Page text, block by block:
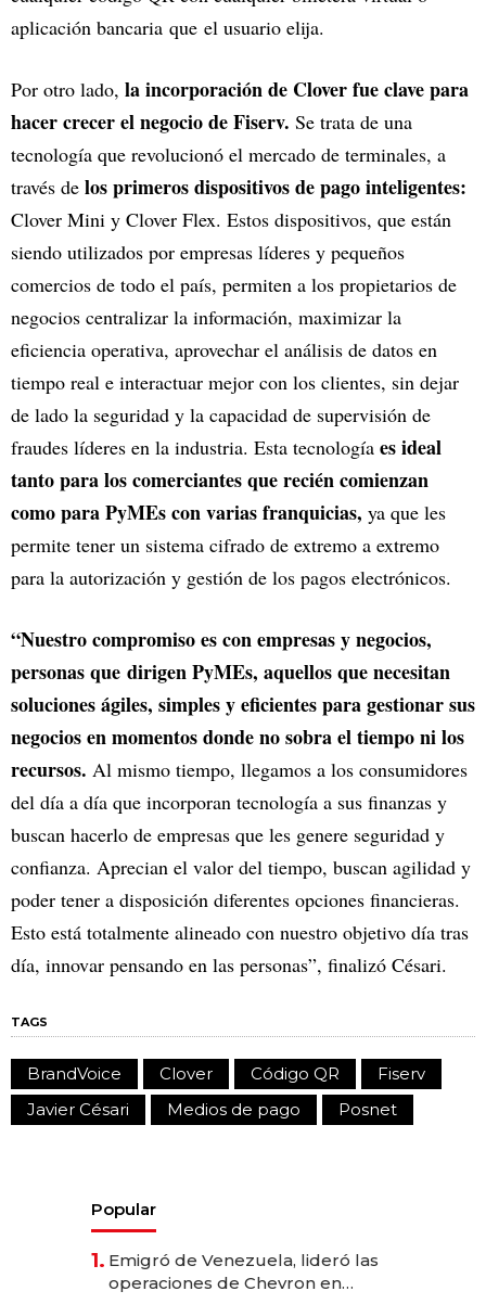
aplicación bancaria que el usuario elija.
Por otro lado, la incorporación de Clover fue clave para
hacer crecer el negocio de Fiserv. Se trata de una
tecnología que revolucionó el mercado de terminales, a
través de los primeros dispositivos de pago inteligentes:
Clover Mini y Clover Flex. Estos dispositivos, que están
siendo utilizados por empresas líderes y pequeños
comercios de todo el país, permiten a los propietarios de
negocios centralizar la información, maximizar la
eficiencia operativa, aprovechar el análisis de datos en
tiempo real e interactuar mejor con los clientes, sin dejar
de lado la seguridad y la capacidad de supervisión de
fraudes líderes en la industria. Esta tecnología es ideal
tanto para los comerciantes que recién comienzan
como para PyMEs con varias franquicias, ya que les
permite tener un sistema cifrado de extremo a extremo
para la autorización y gestión de los pagos electrónicos.
“Nuestro compromiso es con empresas y negocios,
personas que dirigen PyMEs, aquellos que necesitan
soluciones ágiles, simples y eficientes para gestionar sus
negocios en momentos donde no sobra el tiempo ni los
recursos. Al mismo tiempo, llegamos a los consumidores
del día a día que incorporan tecnología a sus finanzas y
buscan hacerlo de empresas que les genere seguridad y
confianza. Aprecian el valor del tiempo, buscan agilidad y
poder tener a disposición diferentes opciones financieras.
Esto está totalmente alineado con nuestro objetivo día tras
día, innovar pensando en las personas”, finalizó Césari.
TAGS
BrandVoice Clover Código QR
Fiserv
Javier Césari
Medios de pago Posnet
Popular
1. Emigró de Venezuela, lideró las
operaciones de Chevron en